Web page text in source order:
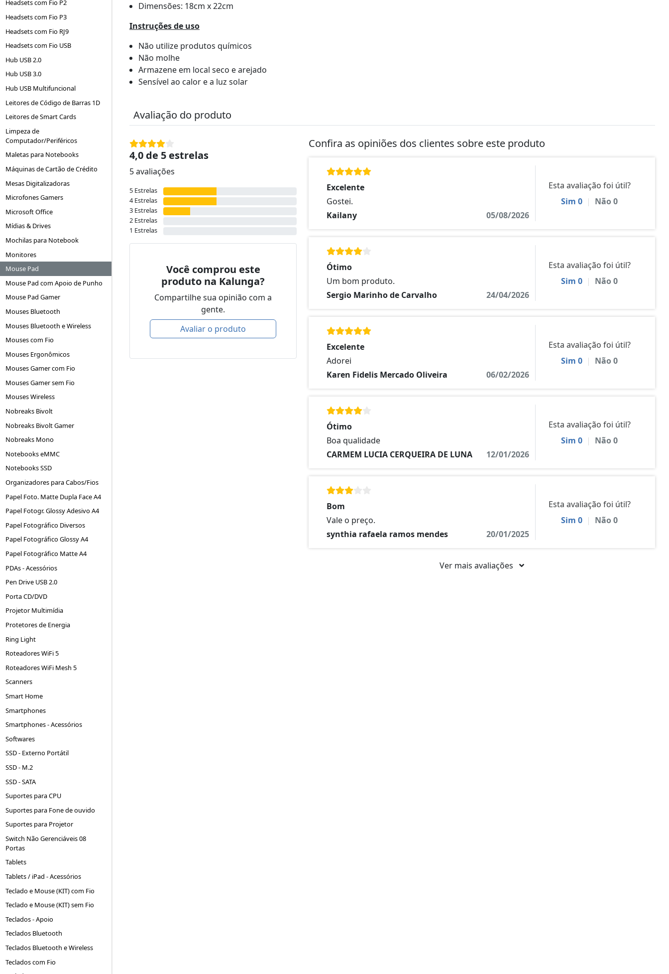
Headsets com Fio P2
Headsets com Fio P3
Headsets com Fio RJ9
Headsets com Fio USB
Hub USB 2.0
Hub USB 3.0
Hub USB Multifuncional
Leitores de Código de Barras 1D
Leitores de Smart Cards
Limpeza de
Computador/Periféricos
Maletas para Notebooks
Máquinas de Cartão de Crédito
Mesas Digitalizadoras
Microfones Gamers
Microsoft Office
Mídias & Drives
Mochilas para Notebook
Monitores
Mouse Pad
Mouse Pad com Apoio de Punho
Mouse Pad Gamer
Mouses Bluetooth
Mouses Bluetooth e Wireless
Mouses com Fio
Mouses Ergonômicos
Mouses Gamer com Fio
Mouses Gamer sem Fio
Mouses Wireless
Nobreaks Bivolt
Nobreaks Bivolt Gamer
Nobreaks Mono
Notebooks eMMC
Notebooks SSD
Organizadores para Cabos/Fios
Papel Foto. Matte Dupla Face A4
Papel Fotogr. Glossy Adesivo A4
Papel Fotográfico Diversos
Papel Fotográfico Glossy A4
Papel Fotográfico Matte A4
PDAs - Acessórios
Pen Drive USB 2.0
Porta CD/DVD
Projetor Multimídia
Protetores de Energia
Ring Light
Roteadores WiFi 5
Roteadores WiFi Mesh 5
Scanners
Smart Home
Smartphones
Smartphones - Acessórios
Softwares
SSD - Externo Portátil
SSD - M.2
SSD - SATA
Suportes para CPU
Suportes para Fone de ouvido
Suportes para Projetor
Switch Não Gerenciáveis 08
Portas
Tablets
Tablets / iPad - Acessórios
Teclado e Mouse (KIT) com Fio
Teclado e Mouse (KIT) sem Fio
Teclados - Apoio
Teclados Bluetooth
Teclados Bluetooth e Wireless
Teclados com Fio
Dimensões: 18cm x 22cm
Instruções de uso
Não utilize produtos químicos
Não molhe
Armazene em local seco e arejado
Sensível ao calor e a luz solar
Avaliação do produto
4,0 de 5 estrelas
5 avaliações
5 Estrelas
4 Estrelas
3 Estrelas
2 Estrelas
1 Estrelas
Você comprou este
produto na Kalunga?
Compartilhe sua opinião com a
gente.
Avaliar o produto
Confira as opiniões dos clientes sobre este produto
Excelente
Gostei.
Kailany
05/08/2026
Esta avaliação foi útil?
Sim 0 | Não0
Ótimo
Um bom produto.
Sergio Marinho de Carvalho
24/04/2026
Esta avaliação foi útil?
Sim 0 | Não0
Excelente
Adorei
Karen Fidelis Mercado Oliveira
06/02/2026
Esta avaliação foi útil?
Sim 0 | Não0
Ótimo
Boa qualidade
CARMEM LUCIA CERQUEIRA DE LUNA
12/01/2026
Esta avaliação foi útil?
Sim 0 | Não0
Bom
Vale o preço.
synthia rafaela ramos mendes
20/01/2025
Esta avaliação foi útil?
Sim 0 | Não0
Ver mais avaliações